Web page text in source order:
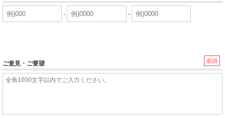
- -
必須
ご意見・ご要望